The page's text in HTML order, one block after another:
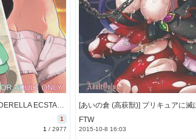
[たけまさ屋 (武将武)] CINDERELLA ECSTASY サマーバケーション (THE IDOLM@STER) [97M]
1
1 /2977
FTW
2015-10-8 16:03